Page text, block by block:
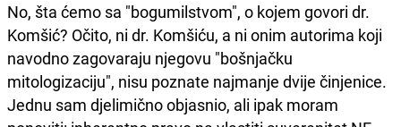
No, šta ćemo sa "bogumilstvom", o kojem govori dr.
Komšić? Očito, ni dr. Komšiću, a ni onim autorima koji
navodno zagovaraju njegovu "bošnjačku
mitologizaciju", nisu poznate najmanje dvije činjenice.
Jednu sam djelimično objasnio, ali ipak moram